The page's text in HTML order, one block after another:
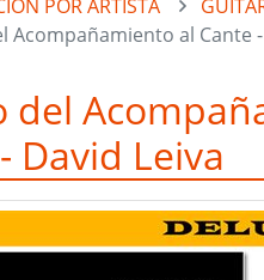
POR ARTISTA
Acompañamiento al Cante
del
David Leiva